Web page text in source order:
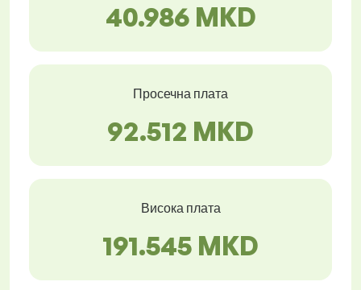
40.986 MKD
Просечна плата
92.512 MKD
Висока плата
191.545 MKD